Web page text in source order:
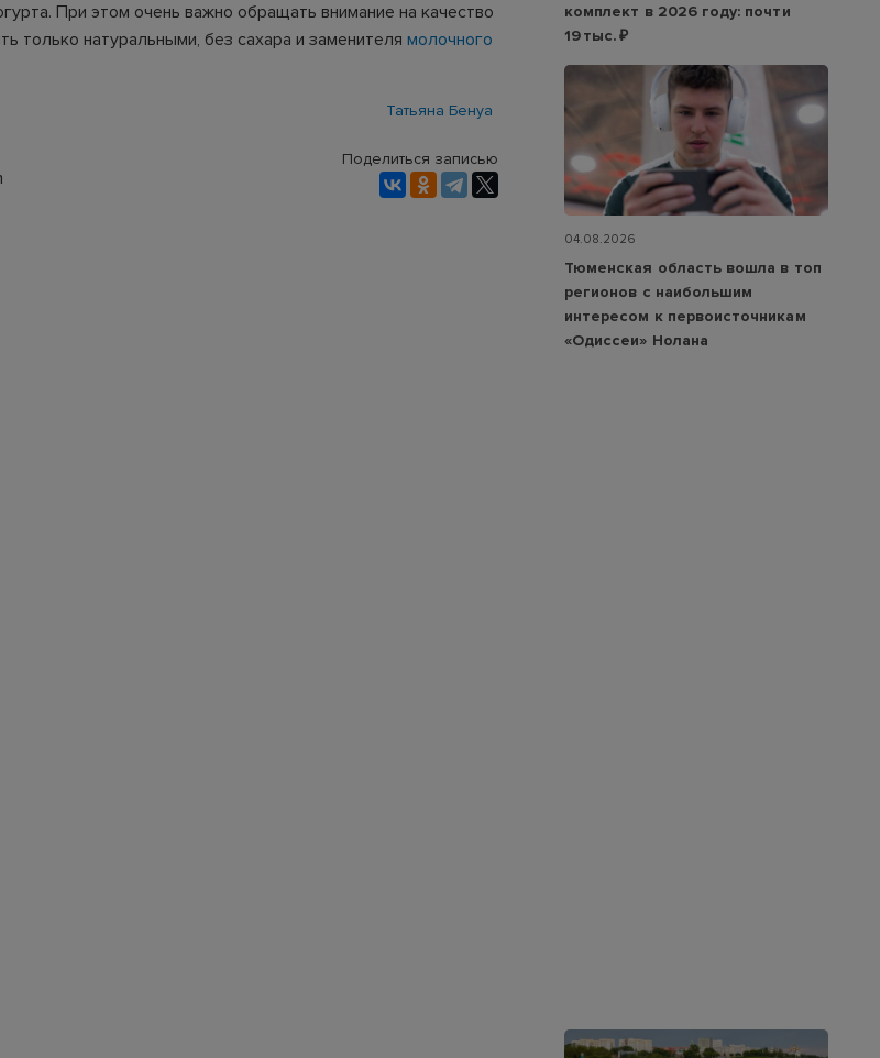
При этом очень важно обращать внимание на качество
только натуральными, без сахара и заменителя молочного
Татьяна Бенуа
Поделиться записью
комплект в 2026 году: почти
19 тыс. ₽
04.08.2026
Тюменская область вошла в топ
регионов с наибольшим
интересом к первоисточникам
«Одиссеи» Нолана